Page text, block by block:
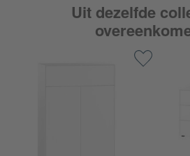
Uit dezelfde